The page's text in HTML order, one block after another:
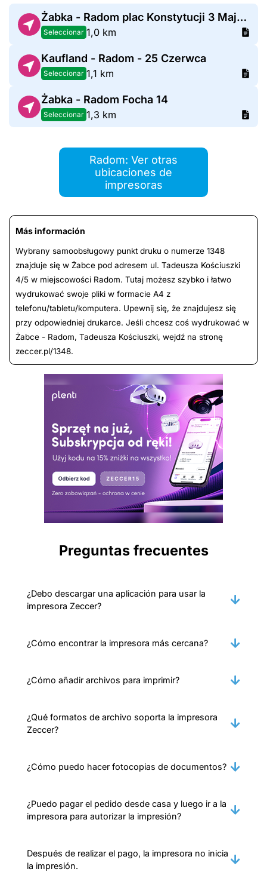
Żabka - Radom plac Konstytucji 3 Maja 8
Seleccionar 1,0 km
Kaufland - Radom - 25 Czerwca
Seleccionar 1,1 km
Żabka - Radom Focha 14
Seleccionar 1,3 km
Radom: Ver otras
ubicaciones de
impresoras
Más información
Wybrany samoobsługowy punkt druku o numerze 1348
znajduje się w Żabce pod adresem ul. Tadeusza Kościuszki
4/5 w miejscowości Radom. Tutaj możesz szybko i łatwo
wydrukować swoje pliki w formacie A4 z
telefonu/tabletu/komputera. Upewnij się, że znajdujesz się
przy odpowiedniej drukarce. Jeśli chcesz coś wydrukować w
Żabce - Radom, Tadeusza Kościuszki, wejdź na stronę
zeccer.pl/1348.
Preguntas frecuentes
¿Debo descargar una aplicación para usar la
impresora Zeccer?
¿Cómo encontrar la impresora más cercana?
¿Cómo añadir archivos para imprimir?
¿Qué formatos de archivo soporta la impresora
Zeccer?
¿Cómo puedo hacer fotocopias de documentos?
¿Puedo pagar el pedido desde casa y luego ir a la
impresora para autorizar la impresión?
Después de realizar el pago, la impresora no inicia
la impresión.